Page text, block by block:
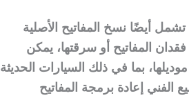
أيضًا نسخ المفاتيح الأصلية
المفاتيح أو سرقتها، يمكن
بما في ذلك السيارات الحديثة
الفني إعادة برمجة المفاتيح